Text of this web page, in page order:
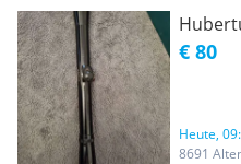
€ 80
Heute,
8691